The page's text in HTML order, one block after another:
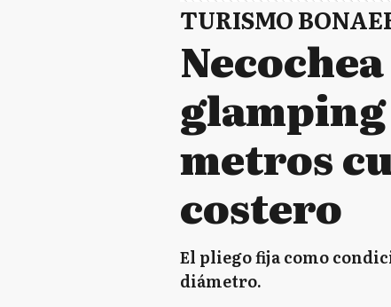
TURISMO
metros
costero
El pliego fija como
diámetro.